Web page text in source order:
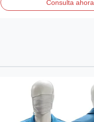
Consulta ahora